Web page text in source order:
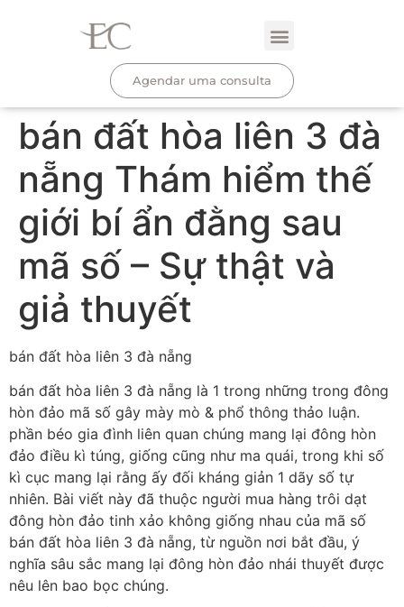
Agendar uma consulta
bán đất hòa liên 3 đà
nẵng Thám hiểm thế
giới bí ẩn đằng sau
mã số – Sự thật và
giả thuyết
bán đất hòa liên 3 đà nẵng
bán đất hòa liên 3 đà nẵng là 1 trong những trong đông
hòn đảo mã số gây mày mò & phổ thông thảo luận.
phần béo gia đình liên quan chúng mang lại đông hòn
đảo điều kì túng, giống cũng như ma quái, trong khi số
kì cục mang lại rằng ấy đối kháng giản 1 dãy số tự
nhiên. Bài viết này đã thuộc người mua hàng trôi dạt
đông hòn đảo tinh xảo không giống nhau của mã số
bán đất hòa liên 3 đà nẵng, từ nguồn nơi bắt đầu, ý
nghĩa sâu sắc mang lại đông hòn đảo nhái thuyết được
nêu lên bao bọc chúng.